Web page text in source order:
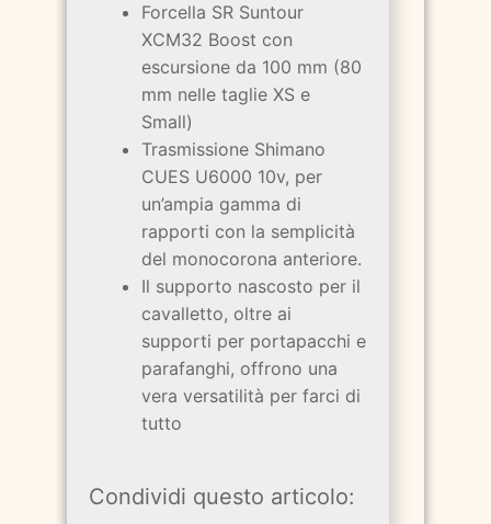
Forcella SR Suntour
XCM32 Boost con
escursione da 100 mm (80
mm nelle taglie XS e
Small)
Trasmissione Shimano
CUES U6000 10v, per
un’ampia gamma di
rapporti con la semplicità
del monocorona anteriore.
Il supporto nascosto per il
cavalletto, oltre ai
supporti per portapacchi e
parafanghi, offrono una
vera versatilità per farci di
tutto
Condividi questo articolo: